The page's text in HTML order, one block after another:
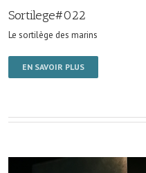
Sortilege#022
Le sortilège des marins
EN SAVOIR PLUS